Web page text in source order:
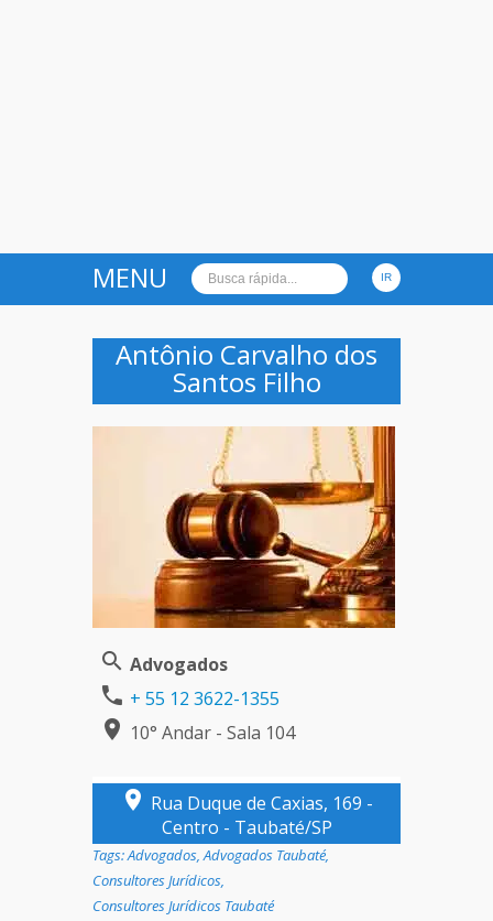
MENU
Antônio Carvalho dos
Santos Filho
Advogados
+ 55 12 3622-1355
10° Andar - Sala 104
Rua Duque de Caxias, 169 -
Centro - Taubaté/SP
Tags:Advogados,Advogados Taubaté,
Consultores Jurídicos,
Consultores Jurídicos Taubaté